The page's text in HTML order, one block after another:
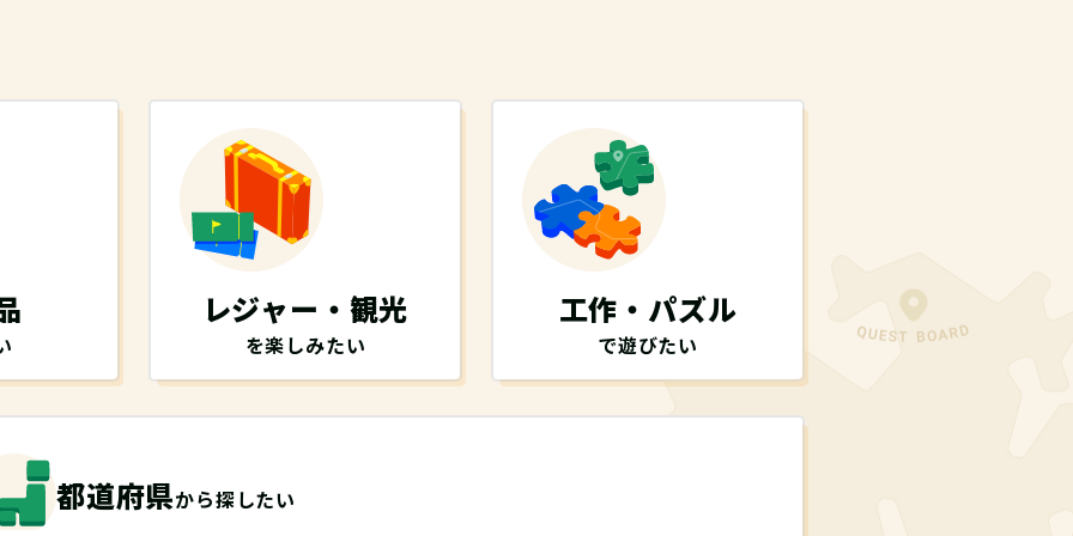
レジャー・観光
を楽しみたい
工作・パズル
で遊びたい
都道府県から探したい